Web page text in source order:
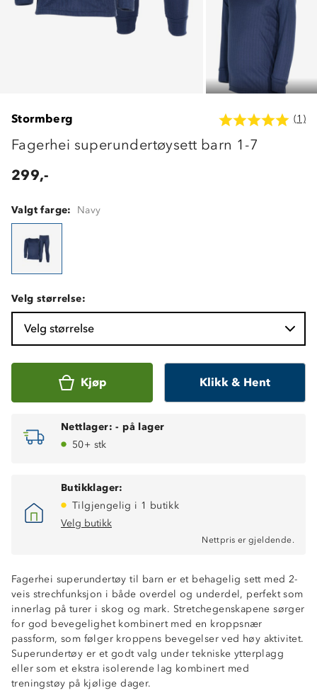
Stormberg (1)
Fagerhei superundertøysett barn 1-7
299,-
Valgt farge: Navy
Velg størrelse:
Velg størrelse
Kjøp Klikk & Hent
Nettlager: - på lager
50+ stk
Butikklager:
Tilgjengelig i 1 butikk
Velg butikk
Nettpris er gjeldende.
Fagerhei superundertøy til barn er et behagelig sett med 2-
veis strechfunksjon i både overdel og underdel, perfekt som
innerlag på turer i skog og mark. Stretchegenskapene sørger
for god bevegelighet kombinert med en kroppsnær
passform, som følger kroppens bevegelser ved høy aktivitet.
Superundertøy er et godt valg under tekniske ytterplagg
eller som et ekstra isolerende lag kombinert med
treningstøy på kjølige dager.
Fukttransporterende
Hurtightørkende
Kroppsnær fasong
2-veisstretch
Rund hals på overdel
Elastisk linning på underdel